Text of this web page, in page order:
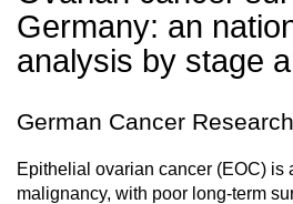
Germany: an
analysis by stage
German Cancer
Epithelial ovarian cancer (EOC) is
malignancy, with poor long-term